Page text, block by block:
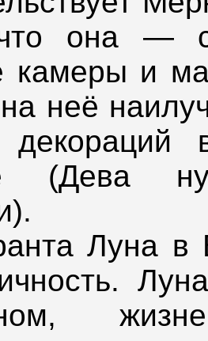
она —
камеры и
неё
(Дева
Луна